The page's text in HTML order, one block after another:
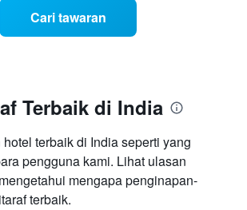
Cari tawaran
Terbaik di India
terbaik di India seperti yang
pengguna kami. Lihat ulasan
mengapa penginapan-
terbaik.